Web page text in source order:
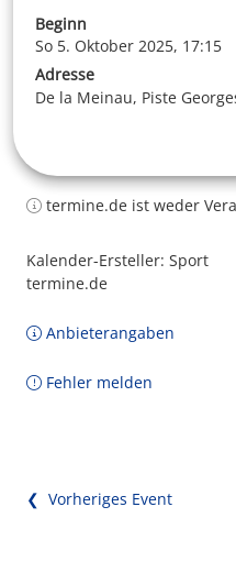
Beginn
So 5. Oktober 2025, 17:15
Adresse
De la Meinau, Piste
termine.de ist weder
Kalender-Ersteller: Sport
termine.de
Anbieterangaben
Fehler melden
❮ Vorheriges Event